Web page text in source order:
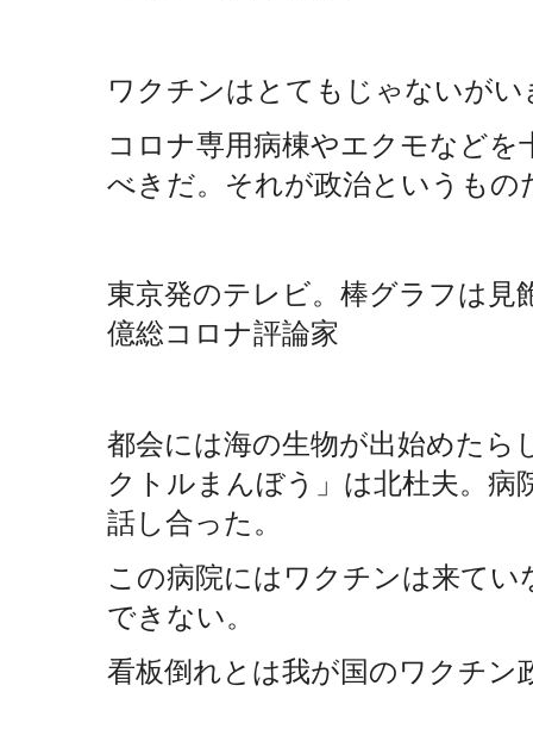
ワクチンはとてもじゃないが
コロナ専用病棟やエクモなど
べきだ。それが政治というもの
東京発のテレビ。棒グラフは見
億総コロナ評論家
都会には海の生物が出始めたら
クトルまんぼう」は北杜夫。病
話し合った。
この病院にはワクチンは来てい
できない。
看板倒れとは我が国のワクチン